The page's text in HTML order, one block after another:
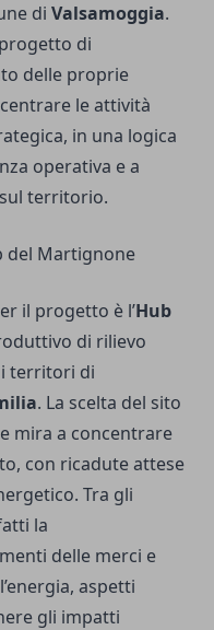
di Valsamoggia.
di
delle proprie
le attività
in una logica
operativa e a
territorio.
del Martignone
il progetto è l’Hub
di rilievo
territori di
. La scelta del sito
mira a concentrare
con ricadute attese
Tra gli
la
delle merci e
aspetti
gli impatti